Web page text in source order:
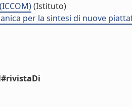
(Istituto)
per la sintesi di nuove